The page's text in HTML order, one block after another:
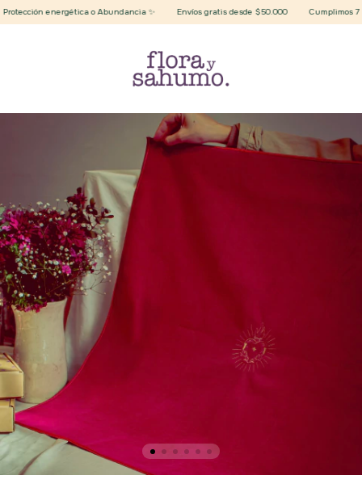
energética o Abundancia ✨ Envíos gratis desde $50.000 Cumplimos 7